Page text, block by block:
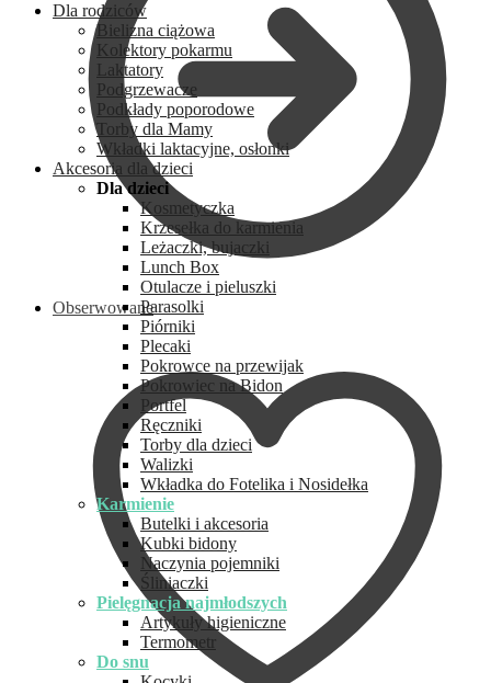
Obserwowane
Dla rodziców
Bielizna ciążowa
Kolektory pokarmu
Laktatory
Podgrzewacze
Podkłady poporodowe
Torby dla Mamy
Wkładki laktacyjne, osłonki
Akcesoria dla dzieci
Dla dzieci
Kosmetyczka
Krzesełka do karmienia
Leżaczki, bujaczki
Lunch Box
Otulacze i pieluszki
Parasolki
Piórniki
Plecaki
Pokrowce na przewijak
Pokrowiec na Bidon
Portfel
Ręczniki
Torby dla dzieci
Walizki
Wkładka do Fotelika i Nosidełka
Karmienie
Butelki i akcesoria
Kubki bidony
Naczynia pojemniki
Śliniaczki
Pielęgnacja najmłodszych
Artykuły higieniczne
Termometr
Do snu